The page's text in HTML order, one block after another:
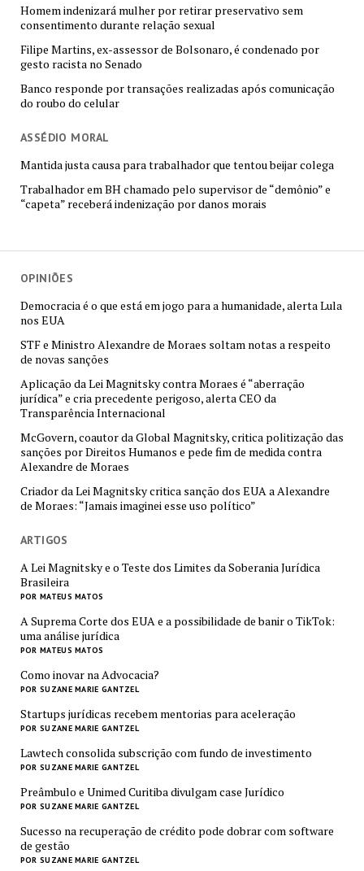
Homem indenizará mulher por retirar preservativo sem
consentimento durante relação sexual
Filipe Martins, ex-assessor de Bolsonaro, é condenado por
gesto racista no Senado
Banco responde por transações realizadas após comunicação
do roubo do celular
ASSÉDIO MORAL
Mantida justa causa para trabalhador que tentou beijar colega
Trabalhador em BH chamado pelo supervisor de “demônio” e
“capeta” receberá indenização por danos morais
OPINIÕES
Democracia é o que está em jogo para a humanidade, alerta Lula
nos EUA
STF e Ministro Alexandre de Moraes soltam notas a respeito
de novas sanções
Aplicação da Lei Magnitsky contra Moraes é “aberração
jurídica” e cria precedente perigoso, alerta CEO da
Transparência Internacional
McGovern, coautor da Global Magnitsky, critica politização das
sanções por Direitos Humanos e pede fim de medida contra
Alexandre de Moraes
Criador da Lei Magnitsky critica sanção dos EUA a Alexandre
de Moraes: “Jamais imaginei esse uso político”
ARTIGOS
A Lei Magnitsky e o Teste dos Limites da Soberania Jurídica
Brasileira
POR MATEUS MATOS
A Suprema Corte dos EUA e a possibilidade de banir o TikTok:
uma análise jurídica
POR MATEUS MATOS
Como inovar na Advocacia?
POR SUZANE MARIE GANTZEL
Startups jurídicas recebem mentorias para aceleração
POR SUZANE MARIE GANTZEL
Lawtech consolida subscrição com fundo de investimento
POR SUZANE MARIE GANTZEL
Preâmbulo e Unimed Curitiba divulgam case Jurídico
POR SUZANE MARIE GANTZEL
Sucesso na recuperação de crédito pode dobrar com software
de gestão
POR SUZANE MARIE GANTZEL